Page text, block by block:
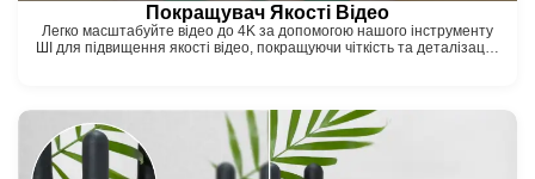
Покращувач Якості Відео
Легко масштабуйте відео до 4K за допомогою нашого інструменту
ШІ для підвищення якості відео, покращуючи чіткість та деталізацію